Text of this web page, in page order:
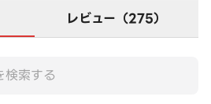
レビュー（275）